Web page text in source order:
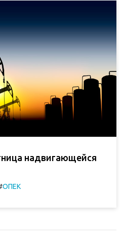
надвигающейся
ОПЕК